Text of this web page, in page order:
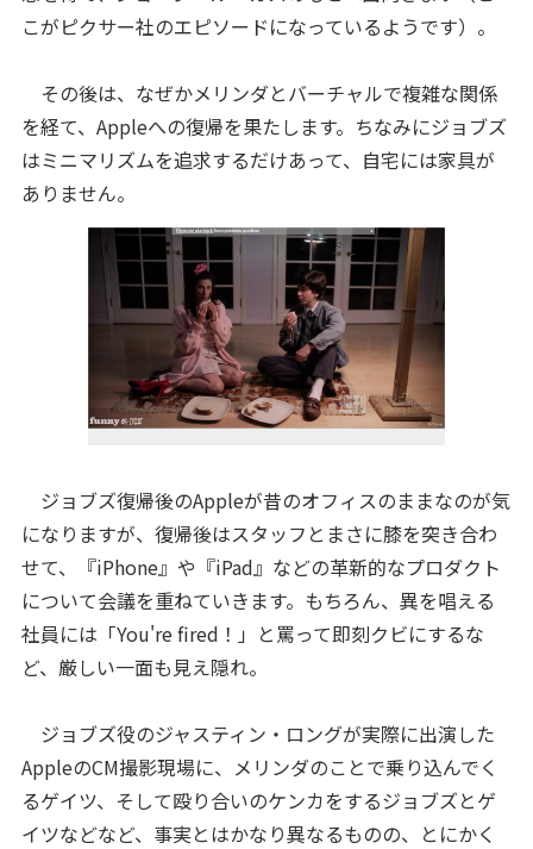
こがピクサー社のエピソードになっているようです）。
その後は、なぜかメリンダとバーチャルで複雑な関係
を経て、Appleへの復帰を果たします。ちなみにジョブズ
はミニマリズムを追求するだけあって、自宅には家具が
ありません。
ジョブズ復帰後のAppleが昔のオフィスのままなのが気
になりますが、復帰後はスタッフとまさに膝を突き合わ
せて、『iPhone』や『iPad』などの革新的なプロダクト
について会議を重ねていきます。もちろん、異を唱える
社員には「You're fired！」と罵って即刻クビにするな
ど、厳しい一面も見え隠れ。
ジョブズ役のジャスティン・ロングが実際に出演した
AppleのCM撮影現場に、メリンダのことで乗り込んでく
るゲイツ、そして殴り合いのケンカをするジョブズとゲ
イツなどなど、事実とはかなり異なるものの、とにかく